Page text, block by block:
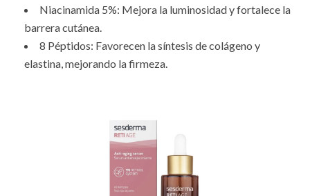
Niacinamida 5%: Mejora la luminosidad y fortalece la
barrera cutánea.
8 Péptidos: Favorecen la síntesis de colágeno y
elastina, mejorando la firmeza.